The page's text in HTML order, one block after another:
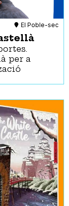
El Poble-sec
per a